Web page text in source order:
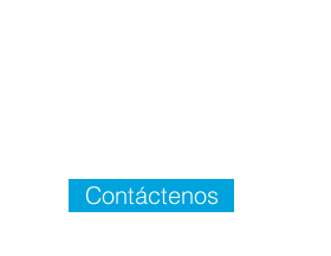
Contáctenos